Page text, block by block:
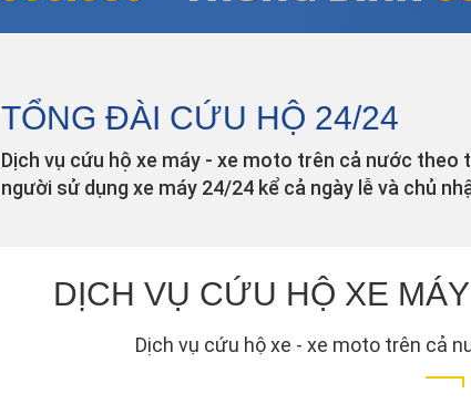
TỔNG ĐÀI CỨU HỘ 24/24
Dịch vụ cứu hộ xe máy - xe moto trên cả nước theo
người sử dụng xe máy 24/24 kể cả ngày lễ và chủ
DỊCH VỤ CỨU HỘ XE
Dịch vụ cứu hộ xe - xe moto trên cả